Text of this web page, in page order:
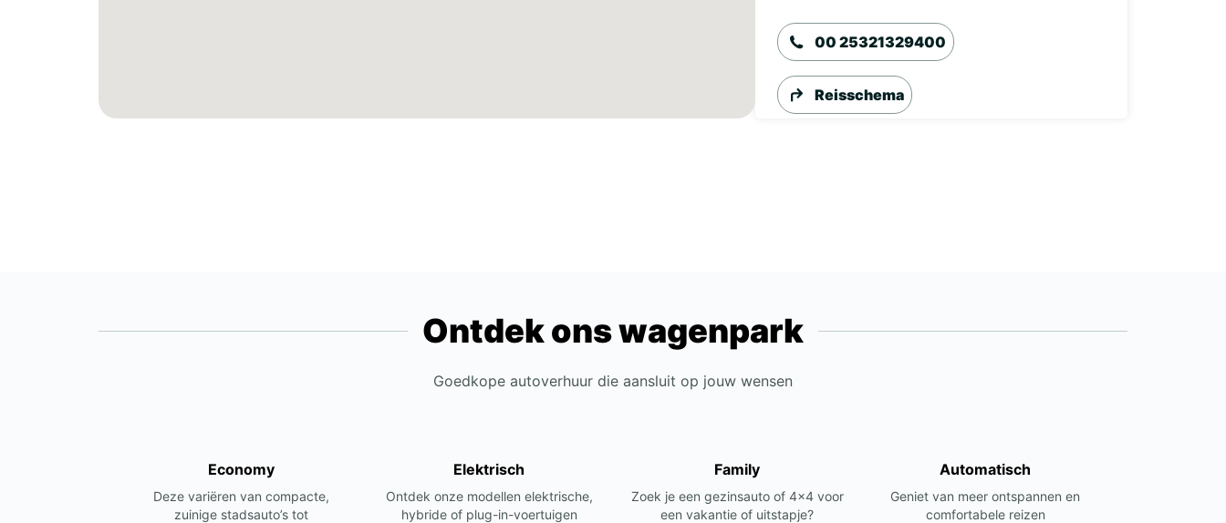
00 25321329400
Reisschema
Ontdek ons wagenpark
Goedkope autoverhuur die aansluit op jouw wensen
Economy
Deze variëren van compacte,
zuinige stadsauto’s tot
Elektrisch
Ontdek onze modellen elektrische,
hybride of plug-in-voertuigen
Family
Zoek je een gezinsauto of 4x4 voor
een vakantie of uitstapje?
Automatisch
Geniet van meer ontspannen en
comfortabele reizen